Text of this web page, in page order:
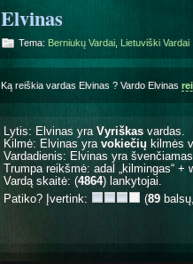
Elvinas
Tema: Berniukų Vardai Lietuviški Vardai
Ką reiškia vardas Elvinas ? Vardo Elvinas
Lytis: Elvinas yra Vyriškas vardas.
Kilmė: Elvinas yra vokiečių kilmės
Vardadienis: Elvinas yra švenčiamas
Trumpa reikšmė: adal „kilmingas“ +
Vardą skaitė: (4864) lankytojai.
Patiko? Įvertink:
(89